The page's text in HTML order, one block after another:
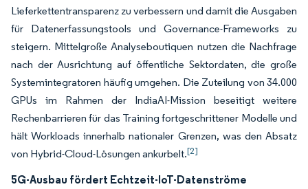
Lieferkettentransparenz zu verbessern und damit die Ausgaben
für Datenerfassungstools und Governance-Frameworks zu
steigern. Mittelgroße Analyseboutiquen nutzen die Nachfrage
nach der Ausrichtung auf öffentliche Sektordaten, die große
Systemintegratoren häufig umgehen. Die Zuteilung von 34.000
GPUs im Rahmen der IndiaAI-Mission beseitigt weitere
Rechenbarrieren für das Training fortgeschrittener Modelle und
hält Workloads innerhalb nationaler Grenzen, was den Absatz
von Hybrid-Cloud-Lösungen ankurbelt.[2]
5G-Ausbau fördert Echtzeit-IoT-Datenströme